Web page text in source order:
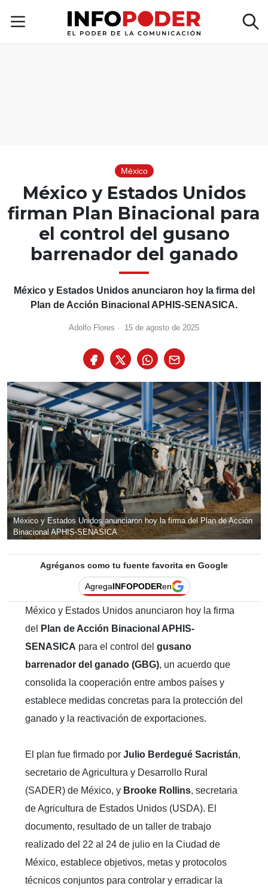
México
México y Estados Unidos
firman Plan Binacional para
el control del gusano
barrenador del ganado
México y Estados Unidos anunciaron hoy la firma del
Plan de Acción Binacional APHIS-SENASICA.
Adolfo Flores · 15 de agosto de 2025
México y Estados Unidos anunciaron hoy la firma del Plan de Acción
Binacional APHIS-SENASICA
Agréganos como tu fuente favorita en Google
AgregaINFOPODERen
México y Estados Unidos anunciaron hoy la firma
del
Plan de Acción Binacional APHIS-
SENASICA para el control del gusano
barrenador del ganado (GBG), un acuerdo que
consolida la cooperación entre ambos países y
establece medidas concretas para la protección del
ganado y la reactivación de exportaciones.
El plan fue firmado por Julio Berdegué Sacristán,
secretario de Agricultura y Desarrollo Rural
(SADER) de México, y Brooke Rollins, secretaria
de Agricultura de Estados Unidos (USDA). El
documento, resultado de un taller de trabajo
realizado del 22 al 24 de julio en la Ciudad de
México, establece objetivos, metas y protocolos
técnicos conjuntos para controlar y erradicar la